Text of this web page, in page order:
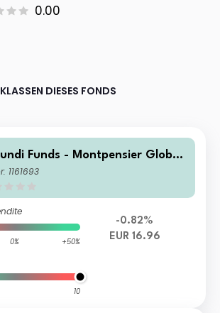
0.00
DIESES FONDS
Funds - Montpensier Global
Bond G EUR (C)
1161693
0% +50%
10
-0.82%
EUR 16.96